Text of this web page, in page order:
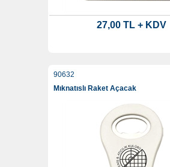
27,00 TL + KDV
90632
Mıknatıslı Raket Açacak